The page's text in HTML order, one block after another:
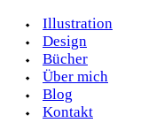
Illustration
Design
Bücher
Über mich
Blog
Kontakt